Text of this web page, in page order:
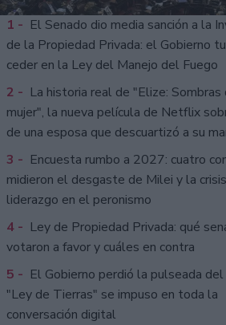
1 - El Senado dio media sanción a la
de la Propiedad Privada: el Gobierno
ceder en la Ley del Manejo del Fuego
2 - La historia real de "Elize: Sombras
mujer", la nueva película de Netflix
de una esposa que descuartizó a su
3 - Encuesta rumbo a 2027: cuatro
midieron el desgaste de Milei y la
liderazgo en el peronismo
4 - Ley de Propiedad Privada: qué
votaron a favor y cuáles en contra
5 - El Gobierno perdió la pulseada
"Ley de Tierras" se impuso en toda la
conversación digital